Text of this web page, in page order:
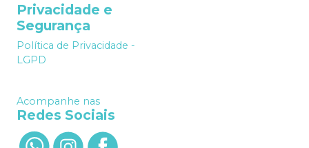
Privacidade e
Segurança
Política de Privacidade -
LGPD
Acompanhe nas
Redes Sociais